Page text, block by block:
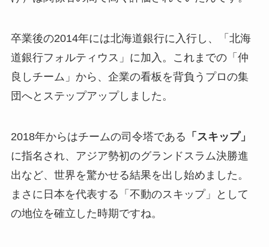
卒業後の2014年には北海道銀行に入行し、「北海
道銀行フォルティウス」に加入。これまでの「仲
良しチーム」から、企業の看板を背負うプロの集
団へとステップアップしました。
2018年からはチームの司令塔である 「スキップ」
に指名され、アジア勢初のグランドスラム決勝進
出など、世界を驚かせる結果を出し始めました。
まさに日本を代表する「不動のスキップ」として
の地位を確立した時期ですね。